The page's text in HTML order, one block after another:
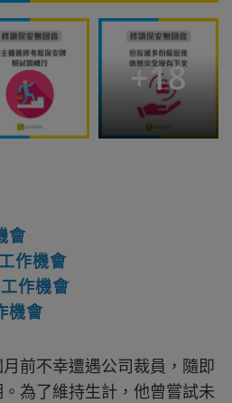
+18
會
作機會
作機會
機會
前不幸遭遇公司裁員，隨即
為了維持生計，他曾嘗試未